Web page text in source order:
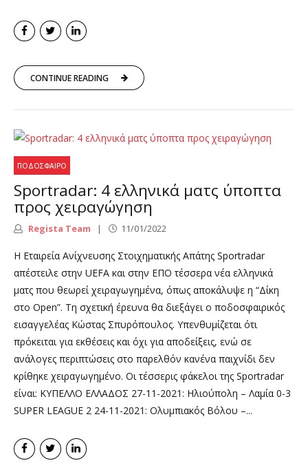
CONTINUE READING
ΠΟΔΌΣΦΑΙΡΟ
Sportradar: 4 ελληνικά ματς ύποπτα
προς χειραγώγηση
Regista Team 11/01/2022
Η Εταιρεία Ανίχνευσης Στοιχηματικής Απάτης Sportradar
απέστειλε στην UEFA και στην ΕΠΟ τέσσερα νέα ελληνικά
ματς που θεωρεί χειραγωγημένα, όπως αποκάλυψε η “Δίκη
στο Open”. Τη σχετική έρευνα θα διεξάγει ο ποδοσφαιρικός
εισαγγελέας Κώστας Σπυρόπουλος. Υπενθυμίζεται ότι
πρόκειται για εκθέσεις και όχι για αποδείξεις, ενώ σε
ανάλογες περιπτώσεις στο παρελθόν κανένα παιχνίδι δεν
κρίθηκε χειραγωγημένο. Οι τέσσερις φάκελοι της Sportradar
είναι: ΚΥΠΕΛΛΟ ΕΛΛΑΔΟΣ 27-11-2021: Ηλιούπολη – Λαμία 0-3
SUPER LEAGUE 2 24-11-2021: Ολυμπιακός Βόλου –...